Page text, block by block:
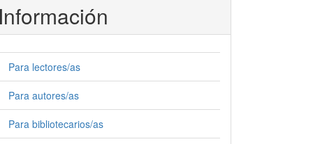
Para lectores/as
Para autores/as
Para bibliotecarios/as